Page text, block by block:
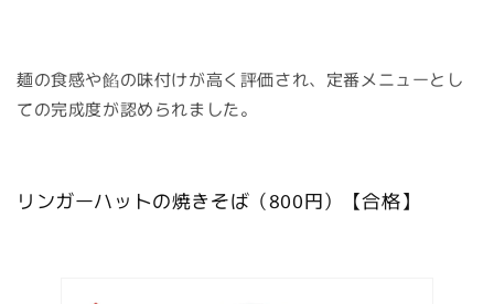
麺の食感や餡の味付けが高く評価され、定番メニューとし
ての完成度が認められました。
リンガーハットの焼きそば（800円）【合格】